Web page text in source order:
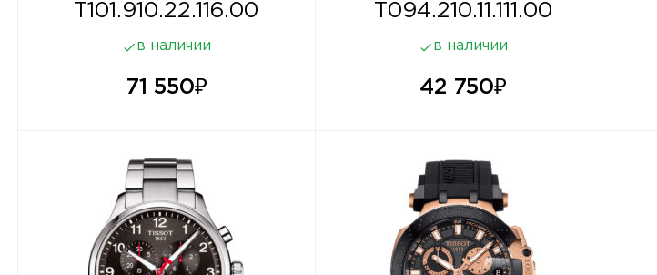
T101.910.22.116.00
в наличии
71 550₽
T094.210.11.111.00
в наличии
42 750₽